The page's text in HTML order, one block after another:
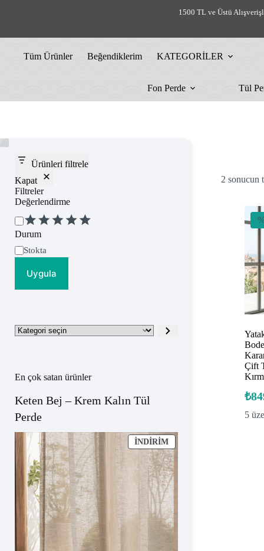
1500 TL ve Üstü
Tüm Ürünler Beğendiklerim KATEGORİLER
Fon Perde
Tül
2 sonucun
Çift
₺
5
Ürünleri filtrele
Kapat
Filtreler
Değerlendirme
Değerlendirme
Durum
Uygunluk
Stokta
Uygula
Kategori
seçin
En çok satan ürünler
Keten Bej – Krem Kalın Tül
Perde
İNDIRIMİNDIRIMDEKI
ÜRÜN